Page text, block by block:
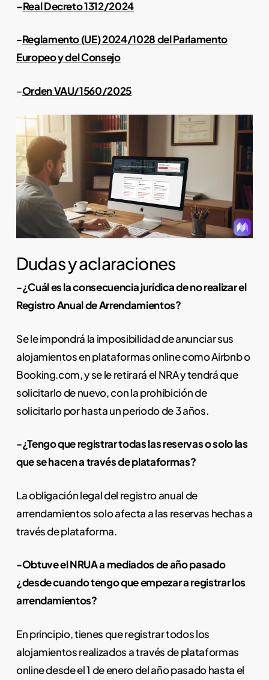
–Real Decreto 1312/2024
–Reglamento (UE) 2024/1028 del Parlamento
Europeo y del Consejo
–Orden VAU/1560/2025
Dudas y aclaraciones
–¿Cuál es la consecuencia jurídica de no realizar el
Registro Anual de Arrendamientos?
Se le impondrá la imposibilidad de anunciar sus
alojamientos en plataformas online como Airbnb o
Booking.com, y se le retirará el NRA y tendrá que
solicitarlo de nuevo, con la prohibición de
solicitarlo por hasta un periodo de 3 años.
-¿Tengo que registrar todas las reservas o solo las
que se hacen a través de plataformas?
La obligación legal del registro anual de
arrendamientos solo afecta a las reservas hechas a
través de plataforma.
-Obtuve el NRUA a mediados de año pasado
¿desde cuando tengo que empezar a registrar los
arrendamientos?
En principio, tienes que registrar todos los
alojamientos realizados a través de plataformas
online desde el 1 de enero del año pasado hasta el